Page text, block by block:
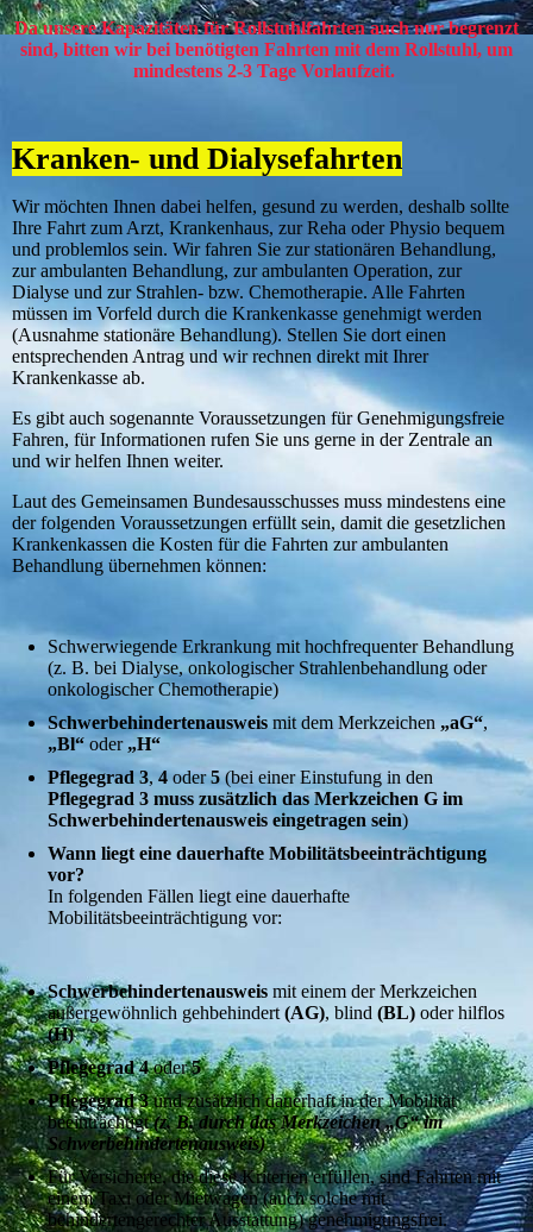
Da unsere Kapazitäten für Rollstuhlfahrten auch nur begrenzt
sind, bitten wir bei benötigten Fahrten mit dem Rollstuhl, um
mindestens 2-3 Tage Vorlaufzeit.
Kranken- und Dialysefahrten
Wir möchten Ihnen dabei helfen, gesund zu werden, deshalb sollte
Ihre Fahrt zum Arzt, Krankenhaus, zur Reha oder Physio bequem
und problemlos sein. Wir fahren Sie zur stationären Behandlung,
zur ambulanten Behandlung, zur ambulanten Operation, zur
Dialyse und zur Strahlen- bzw. Chemotherapie. Alle Fahrten
müssen im Vorfeld durch die Krankenkasse genehmigt werden
(Ausnahme stationäre Behandlung). Stellen Sie dort einen
entsprechenden Antrag und wir rechnen direkt mit Ihrer
Krankenkasse ab.
Es gibt auch sogenannte Voraussetzungen für Genehmigungsfreie
Fahren, für Informationen rufen Sie uns gerne in der Zentrale an
und wir helfen Ihnen weiter.
Laut des Gemeinsamen Bundesausschusses muss mindestens eine
der folgenden Voraussetzungen erfüllt sein, damit die gesetzlichen
Krankenkassen die Kosten für die Fahrten zur ambulanten
Behandlung übernehmen können:
Schwerwiegende Erkrankung mit hochfrequenter Behandlung
(z. B. bei Dialyse, onkologischer Strahlenbehandlung oder
onkologischer Chemotherapie)
Schwerbehindertenausweis mit dem Merkzeichen „aG“,
„Bl“ oder „H“
Pflegegrad 3, 4 oder5(bei einer Einstufung in den
Pflegegrad 3 muss zusätzlich das Merkzeichen G im
Schwerbehindertenausweis eingetragen sein)
Wann liegt eine dauerhafte Mobilitätsbeeinträchtigung
vor?
In folgenden Fällen liegt eine dauerhafte
Mobilitätsbeeinträchtigung vor:
Schwerbehindertenausweis mit einem der Merkzeichen
außergewöhnlich gehbehindert (AG), blind (BL) oder hilflos
(H)
Pflegegrad 4oder5
Pflegegrad 3und zusätzlich dauerhaft in der Mobilität
beeinträchtigt(z. B. durch das Merkzeichen „G“ im
Schwerbehindertenausweis)
Für Versicherte, die diese Kriterien erfüllen, sind Fahrten mit
einem Taxi oder Mietwagen (auch solche mit
behindertengerechter Ausstattung) genehmigungsfrei.